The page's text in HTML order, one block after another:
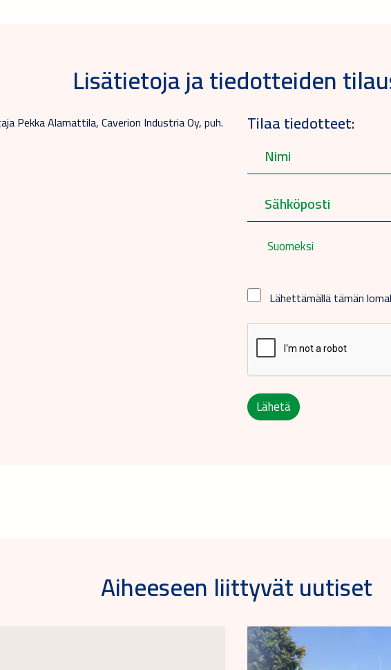
Lisätietoja ja tiedotteiden
Pekka Alamattila, Caverion Industria Oy, puh.
Tilaa tiedotteet:
Suomeksi
Lähettämällä tämän
Lähetä
Aiheeseen liittyvät uutiset